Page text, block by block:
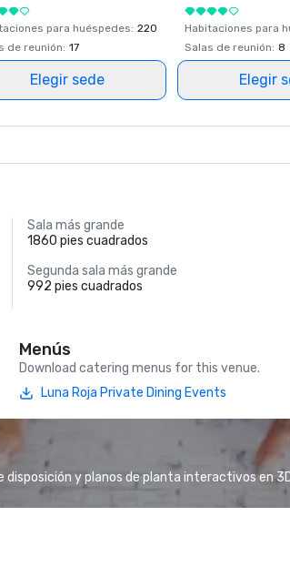
para huéspedes: 220
de reunión: 17
Elegir sede
Habitaciones para
Salas de reunión: 8
Elegir
Sala más grande
1860 pies cuadrados
Segunda sala más grande
992 pies cuadrados
Menús
Download catering menus for this venue.
Luna Roja Private Dining Events
y planos de planta interactivos en